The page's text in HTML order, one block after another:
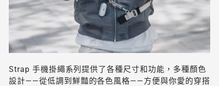
Strap 手機掛繩系列提供了各種尺寸和功能，多種顏色
設計——從低調到鮮豔的各色風格——方便與你愛的穿搭